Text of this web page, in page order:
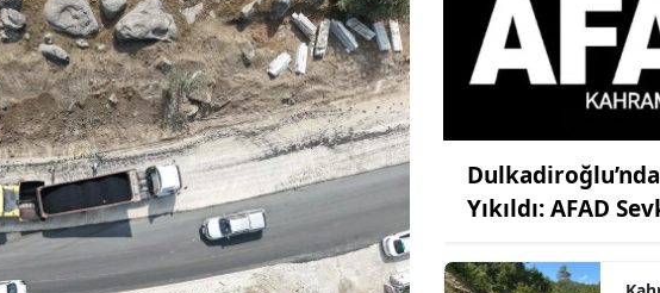
Yıkıldı: AFAD